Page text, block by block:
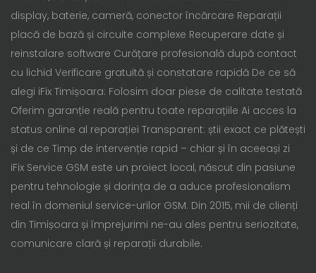
display, baterie, cameră, conector încărcare Reparații
placă de bază și circuite complexe Recuperare date și
reinstalare software Curățare profesională după contact
cu lichid Verificare gratuită și constatare rapidă De ce să
alegi iFix Timișoara: Folosim doar piese de calitate testată
Oferim garanție reală pentru toate reparațiile Ai acces la
status online al reparației Transparent: știi exact ce plătești
și de ce Timp de intervenție rapid – chiar și în aceeași zi
iFix Service GSM este un proiect local, născut din pasiune
pentru tehnologie și dorința de a aduce profesionalism
real în domeniul service-urilor GSM. Din 2015, mii de clienți
din Timișoara și împrejurimi ne-au ales pentru seriozitate,
comunicare clară și reparații durabile.